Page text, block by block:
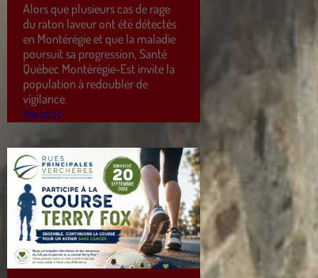
Alors que plusieurs cas de rage
du raton laveur ont été détectés
en Montérégie et que la maladie
poursuit sa progression, Santé
Québec Montérégie-Est invite la
population à redoubler de
vigilance.
lire plus